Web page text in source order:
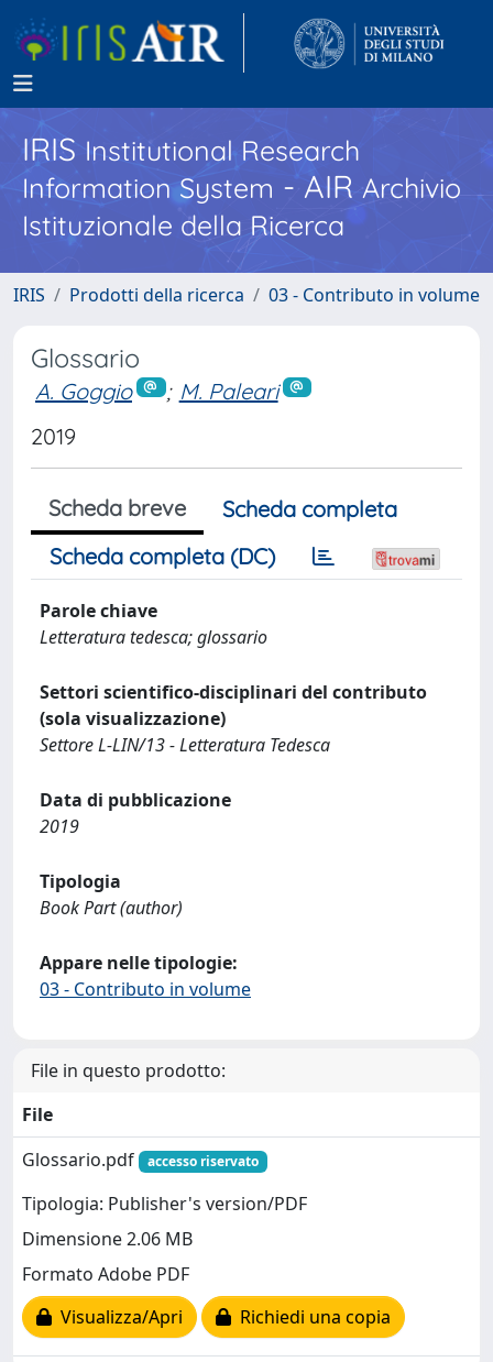
IRISInstitutional Research
Information System - AIR Archivio
Istituzionale della Ricerca
IRIS Prodotti della ricerca 03 - Contributo in volume
Glossario
A. Goggio ; M. Paleari
2019
Scheda breve
Scheda completa
Scheda completa (DC)
Parole chiave
Letteratura tedesca; glossario
Settori scientifico-disciplinari del contributo
(sola visualizzazione)
Settore L-LIN/13 - Letteratura Tedesca
Data di pubblicazione
2019
Tipologia
Book Part (author)
Appare nelle tipologie:
03 - Contributo in volume
File in questo prodotto:
File
Glossario.pdf
accesso riservato
Tipologia: Publisher's version/PDF
Dimensione 2.06 MB
Formato Adobe PDF
Visualizza/Apri
Richiedi una copia